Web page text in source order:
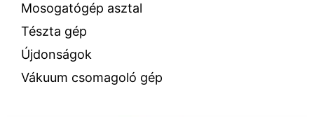
Mosogatógép asztal
Tészta gép
Újdonságok
Vákuum csomagoló gép